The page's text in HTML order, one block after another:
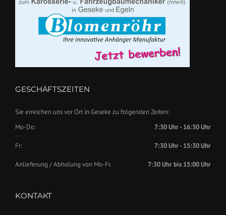
GESCHÄFTSZEITEN
Sie erreichen uns vor Ort in Geseke zu folgenden Zeiten:
Mo-Do:
7:30 Uhr - 16:30 Uhr
Fr: 7:30 Uhr - 15:30 Uhr
Anlieferung / Abholung von Mo-Fr. 7:30 Uhr bis 15:00 Uhr
KONTAKT